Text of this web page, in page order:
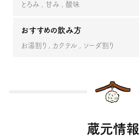
とろみ 甘み 酸味
おすすめの飲み方
お湯割り カクテル ソーダ割り
蔵元情報